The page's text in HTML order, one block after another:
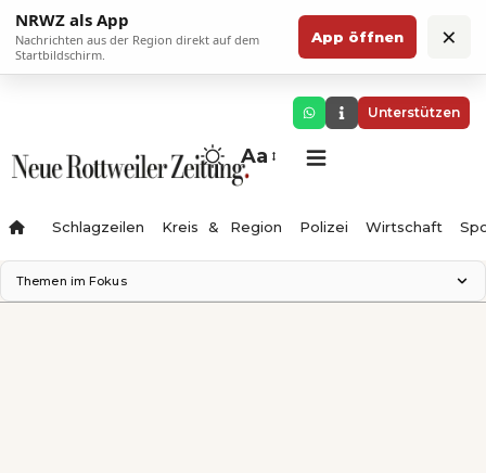
NRWZ als App
Nachrichten aus der Region direkt auf dem
Startbildschirm.
App öffnen ×
Unterstützen
Aa
Schlagzeilen Kreis & Region Polizei Wirtschaft
Themen im Fokus